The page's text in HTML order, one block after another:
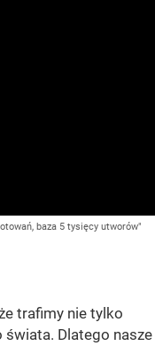
baza 5 tysięcy utworów"
trafimy nie tylko
świata. Dlatego nasze